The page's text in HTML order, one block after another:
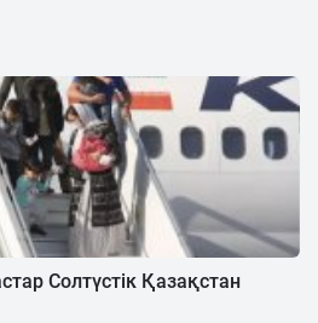
Солтүстік Қазақстан